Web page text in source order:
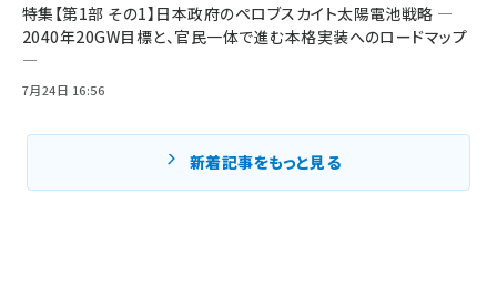
特集【第1部 その1】日本政府のペロブスカイト太陽電池戦略 ―
2040年20GW目標と、官民一体で進む本格実装へのロードマップ
―
7月24日 16:56
新着記事をもっと見る